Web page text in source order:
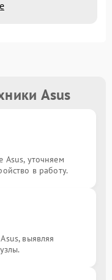
Asus
уточняем
в работу.
выявляя